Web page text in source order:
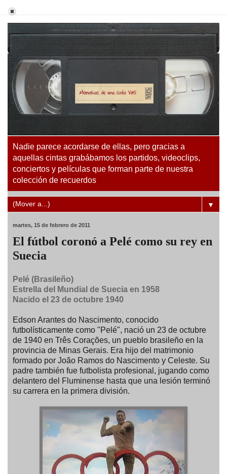
Nadie parece acordarse de ellas, pero gracias a
aquellas cintas grabábamos los partidos, videoclips,
conciertos y películas que forman parte de nuestra
colección de recuerdos
▼
martes, 15 de febrero de 2011
El fútbol coronó a Pelé como su rey en
Suecia
Pelé (Brasileño)
Estrella del Mundial de Suecia en 1958
Nacido el 23 de octubre 1940
Edson Arantes do Nascimento, conocido
futbolísticamente como "Pelé", nació un 23 de octubre
de 1940 en Três Corações, un pueblo brasileño en la
provincia de Minas Gerais. Era hijo del matrimonio
formado por João Ramos do Nascimento y Celeste. Su
padre también fue futbolista profesional, jugando como
delantero del Fluminense hasta que una lesión terminó
su carrera en la primera división.